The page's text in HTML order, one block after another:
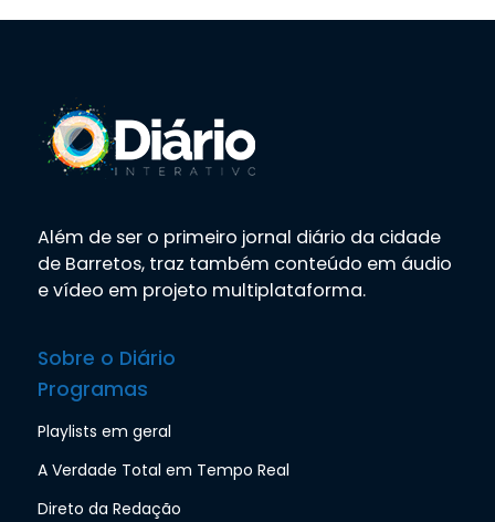
Além de ser o primeiro jornal diário da cidade
de Barretos, traz também conteúdo em áudio
e vídeo em projeto multiplataforma.
Sobre o Diário
Programas
Playlists em geral
A Verdade Total em Tempo Real
Direto da Redação